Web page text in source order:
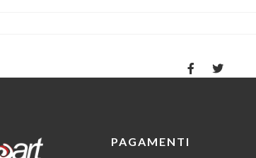
PAGAMENTI